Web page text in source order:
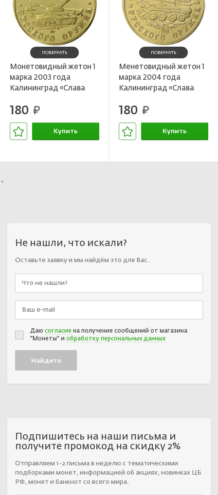
ПОВЕРНУТЬ
Монетовидный жетон 1
марка 2003 года
Калининград «Слава
Т-34» — Копия
180 руб.
Купить
ПОВЕРНУТЬ
Менетовидный жетон 1
марка 2004 года
Калининград «Слава
БТР-80» — Копия
180 руб.
Купить
Не нашли, что искали?
Оставьте заявку и мы найдём это для Вас.
Даю согласие на получение сообщений от магазина
"Монеты" и обработку персональных данных
Подпишитесь на наши письма и
получите промокод на скидку 2%
Отправляем 1-2 письма в неделю с тематическими
подборками монет, информацией об акциях, новинках ЦБ
РФ, монет и банкнот со всего мира.